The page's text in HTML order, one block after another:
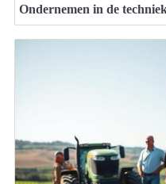
Ondernemen in de